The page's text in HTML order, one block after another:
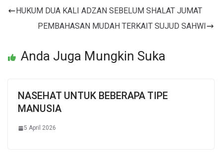
HUKUM DUA KALI ADZAN SEBELUM SHALAT JUMAT
PEMBAHASAN MUDAH TERKAIT SUJUD SAHWI
Anda Juga Mungkin Suka
NASEHAT UNTUK BEBERAPA TIPE
MANUSIA
5 April 2026